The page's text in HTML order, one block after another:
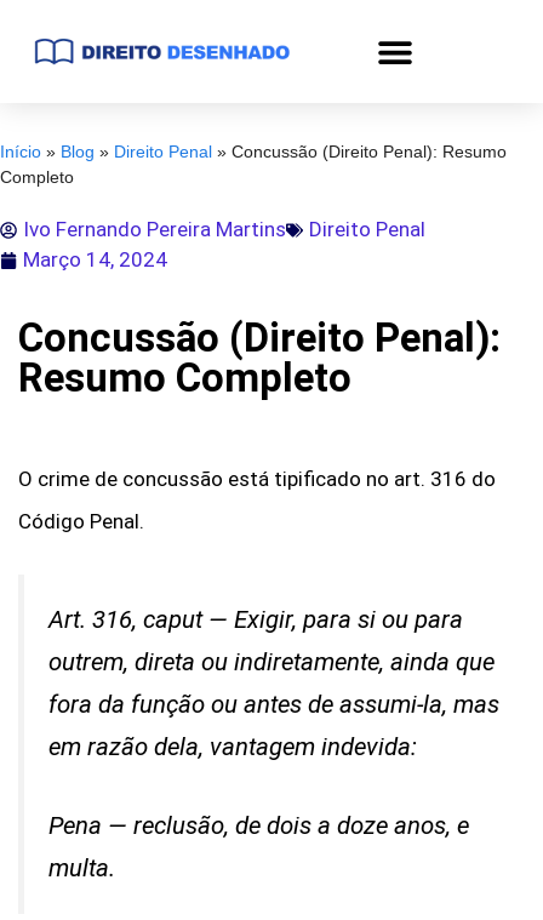
Início » Blog » Direito Penal » Concussão (Direito Penal): Resumo
Completo
Ivo Fernando Pereira Martins
Direito Penal
Março 14, 2024
Concussão (Direito Penal):
Resumo Completo
O crime de concussão está tipificado no art. 316 do
Código Penal.
Art. 316, caput — Exigir, para si ou para
outrem, direta ou indiretamente, ainda que
fora da função ou antes de assumi-la, mas
em razão dela, vantagem indevida:
Pena — reclusão, de dois a doze anos, e
multa.